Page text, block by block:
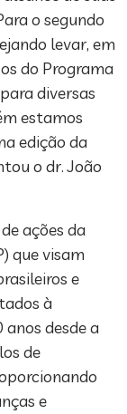
o segundo
levar, em
do Programa
diversas
estamos
edição da
o dr. João
ações da
que visam
e
à
desde a
de
e